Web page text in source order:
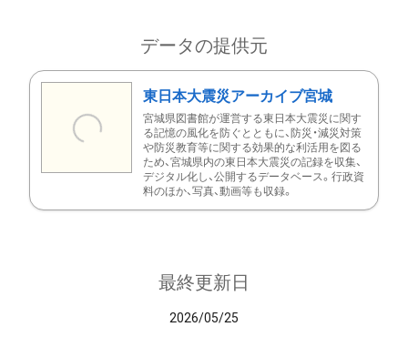
データの提供元
東日本大震災アーカイブ宮城
宮城県図書館が運営する東日本大震災に関す
る記憶の風化を防ぐとともに、防災・減災対策
や防災教育等に関する効果的な利活用を図る
ため、宮城県内の東日本大震災の記録を収集、
デジタル化し、公開するデータベース。行政資
料のほか、写真、動画等も収録。
最終更新日
2026/05/25